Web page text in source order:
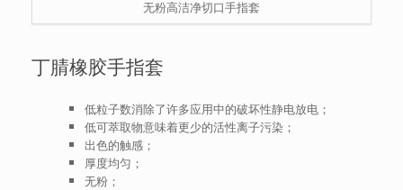
无粉高洁净切口手指套
丁腈橡胶手指套
低粒子数消除了许多应用中的破坏性静电放电；
低可萃取物意味着更少的活性离子污染；
出色的触感；
厚度均匀；
无粉；